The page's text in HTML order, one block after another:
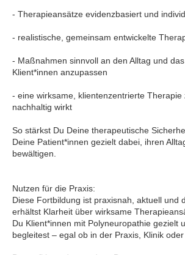
- Therapieansätze evidenzbasiert und
- realistische, gemeinsam entwickelte
- Maßnahmen sinnvoll an den Alltag und
Klient*innen anzupassen
- eine wirksame, klientenzentrierte Therapie
nachhaltig wirkt
So stärkst Du Deine therapeutische
Deine Patient*innen gezielt dabei, ihren
bewältigen.
Nutzen für die Praxis:
Diese Fortbildung ist praxisnah, aktuell und
erhältst Klarheit über wirksame
Du Klient*innen mit Polyneuropathie gezielt
begleitest – egal ob in der Praxis, Klinik oder